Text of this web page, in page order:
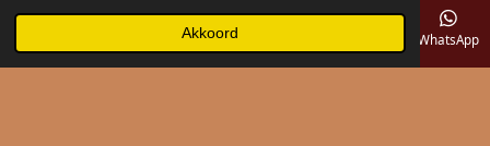
Akkoord
Telefoonnummer WhatsApp